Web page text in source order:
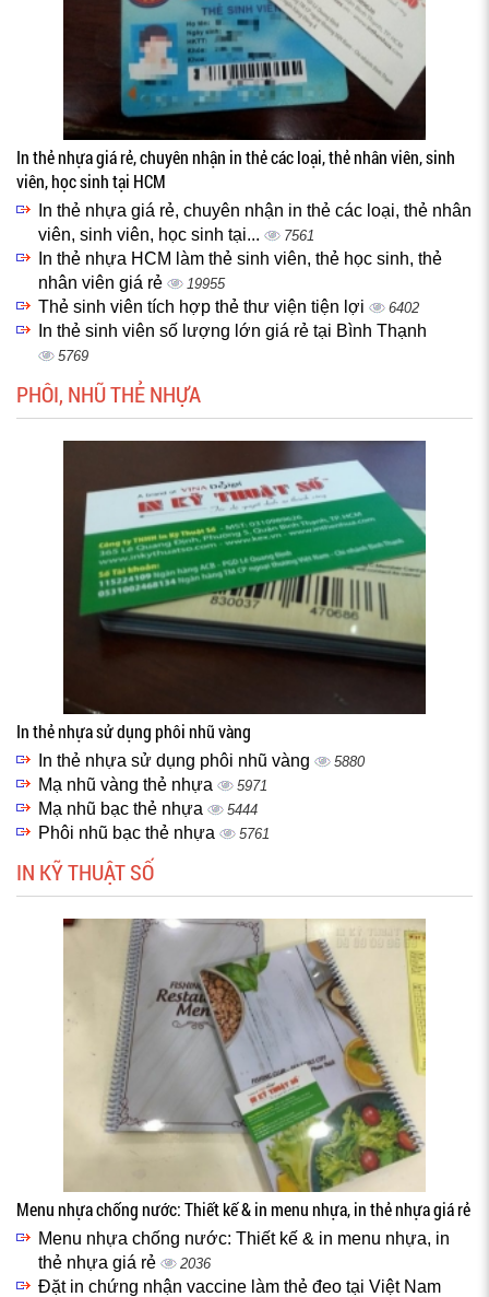
In thẻ nhựa giá rẻ, chuyên nhận in thẻ các loại, thẻ nhân viên, sinh
viên, học sinh tại HCM
In thẻ nhựa giá rẻ, chuyên nhận in thẻ các loại, thẻ nhân
viên, sinh viên, học sinh tại...
7561
In thẻ nhựa HCM làm thẻ sinh viên, thẻ học sinh, thẻ
nhân viên giá rẻ
19955
Thẻ sinh viên tích hợp thẻ thư viện tiện lợi 6402
In thẻ sinh viên số lượng lớn giá rẻ tại Bình Thạnh
5769
PHÔI, NHŨ THẺ NHỰA
In thẻ nhựa sử dụng phôi nhũ vàng
In thẻ nhựa sử dụng phôi nhũ vàng 5880
Mạ nhũ vàng thẻ nhựa 5971
Mạ nhũ bạc thẻ nhựa 5444
Phôi nhũ bạc thẻ nhựa 5761
IN KỸ THUẬT SỐ
Menu nhựa chống nước: Thiết kế & in menu nhựa, in thẻ nhựa giá rẻ
Menu nhựa chống nước: Thiết kế & in menu nhựa, in
thẻ nhựa giá rẻ
2036
Đặt in chứng nhận vaccine làm thẻ đeo tại Việt Nam